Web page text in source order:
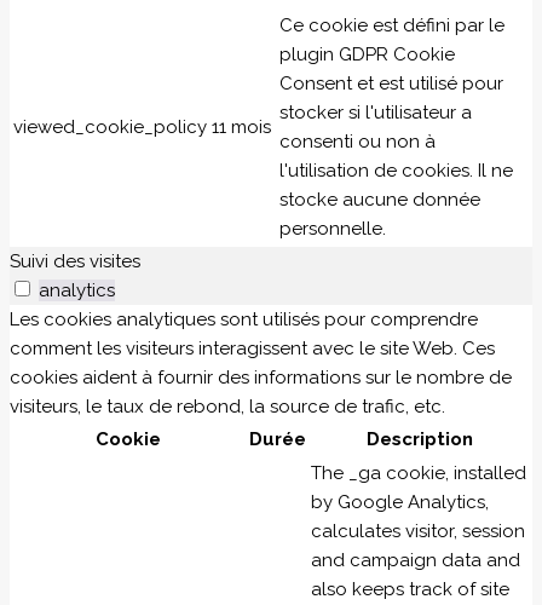
viewed_cookie_policy 11 mois
Ce cookie est défini par le
plugin GDPR Cookie
Consent et est utilisé pour
stocker si l'utilisateur a
consenti ou non à
l'utilisation de cookies. Il ne
stocke aucune donnée
personnelle.
Suivi des visites
analytics
Les cookies analytiques sont utilisés pour comprendre
comment les visiteurs interagissent avec le site Web. Ces
cookies aident à fournir des informations sur le nombre de
visiteurs, le taux de rebond, la source de trafic, etc.
Cookie
Durée Description
The _ga cookie, installed
by Google Analytics,
calculates visitor, session
and campaign data and
also keeps track of site